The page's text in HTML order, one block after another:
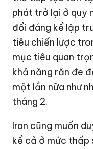
phát trở lại ở quy
đổi đáng kể lập
tiêu chiến lược
mục tiêu quan
khả năng răn đe
một lần nữa như
tháng 2.
Iran cũng muốn
kể cả ở mức thấp